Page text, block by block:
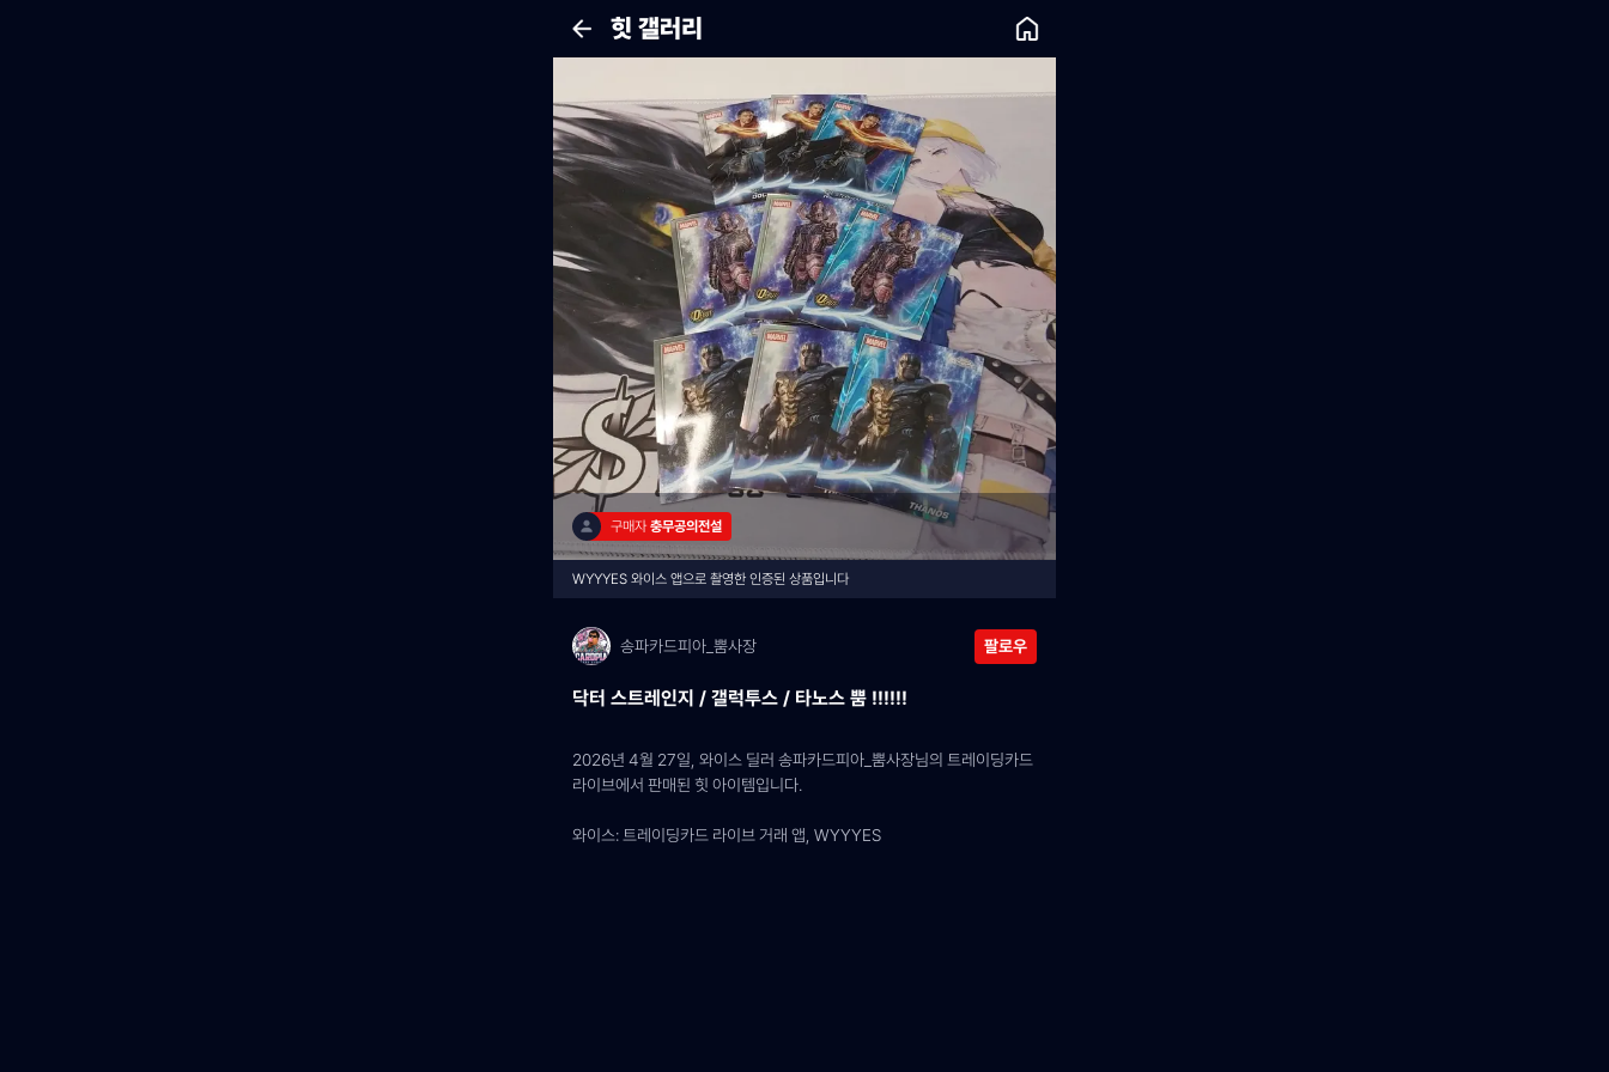
힛 갤러리
구매자 충무공의전설
WYYYES 와이스 앱으로 촬영한 인증된 상품입니다
송파카드피아_뿜사장 팔로우
닥터 스트레인지 / 갤럭투스 / 타노스 뿜 !!!!!!
2026년 4월 27일, 와이스 딜러 송파카드피아_뿜사장님의 트레이딩카드
라이브에서 판매된 힛 아이템입니다.
와이스: 트레이딩카드 라이브 거래 앱, WYYYES